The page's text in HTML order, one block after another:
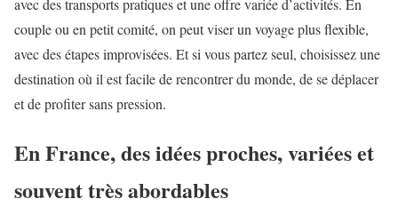
avec des transports pratiques et une offre variée d’activités. En
couple ou en petit comité, on peut viser un voyage plus flexible,
avec des étapes improvisées. Et si vous partez seul, choisissez une
destination où il est facile de rencontrer du monde, de se déplacer
et de profiter sans pression.
En France, des idées proches, variées et
souvent très abordables